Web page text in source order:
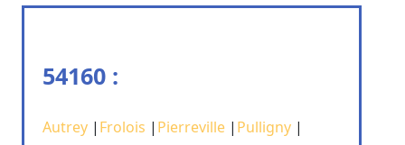
54160 :
Autrey | Frolois | Pierreville | Pulligny |